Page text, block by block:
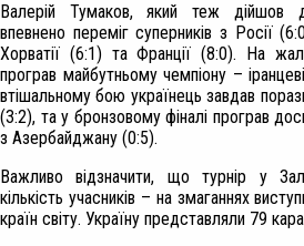
Валерій Тумаков, який теж дійшов
впевнено переміг суперників з Росії
Хорватії (6:1) та Франції (8:0). На
програв майбутньому чемпіону –
втішальному бою українець завдав
(3:2), та у бронзовому фіналі програв
з Азербайджану (0:5).
Важливо відзначити, що турнір у
кількість учасників – на змаганнях
країн світу. Україну представляли 79